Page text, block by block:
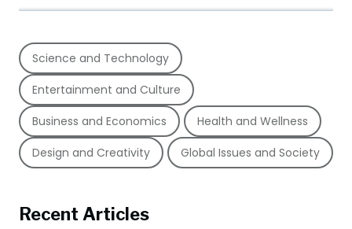
Science and Technology
Entertainment and Culture
Business and Economics
Health and Wellness
Design and Creativity
Global Issues and Society
Recent Articles